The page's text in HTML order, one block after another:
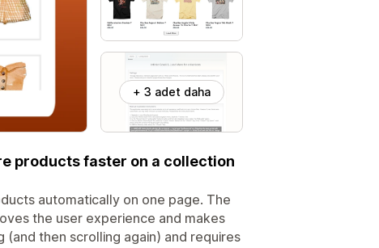
+ 3 adet daha
products faster on a collection
automatically on one page. The
the user experience and makes
(and then scrolling again) and requires